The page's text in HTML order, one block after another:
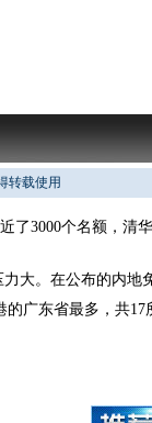
转载使用
3000个名额，清
大。在公布的内地
广东省最多，共17